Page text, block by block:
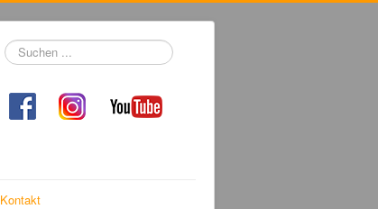
Suchen
...
Kontakt